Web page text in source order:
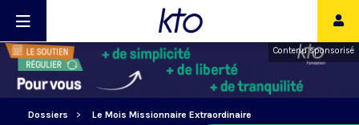
Contenu sponsorisé
Dossiers Le Mois Missionnaire Extraordinaire